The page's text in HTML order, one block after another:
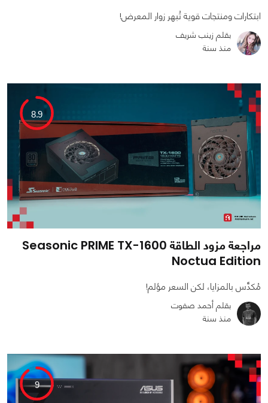
ابتكارات ومنتجات قوية تُبهر زوار المعرض!
بقلم زينب شريف
منذ سنة
8.9
3667
0
مراجعة مزود الطاقة Seasonic PRIME TX-1600
Noctua Edition
مُكدَّس بالمزايا، لكن السعر مؤلم!
بقلم أحمد صفوت
منذ سنة
9